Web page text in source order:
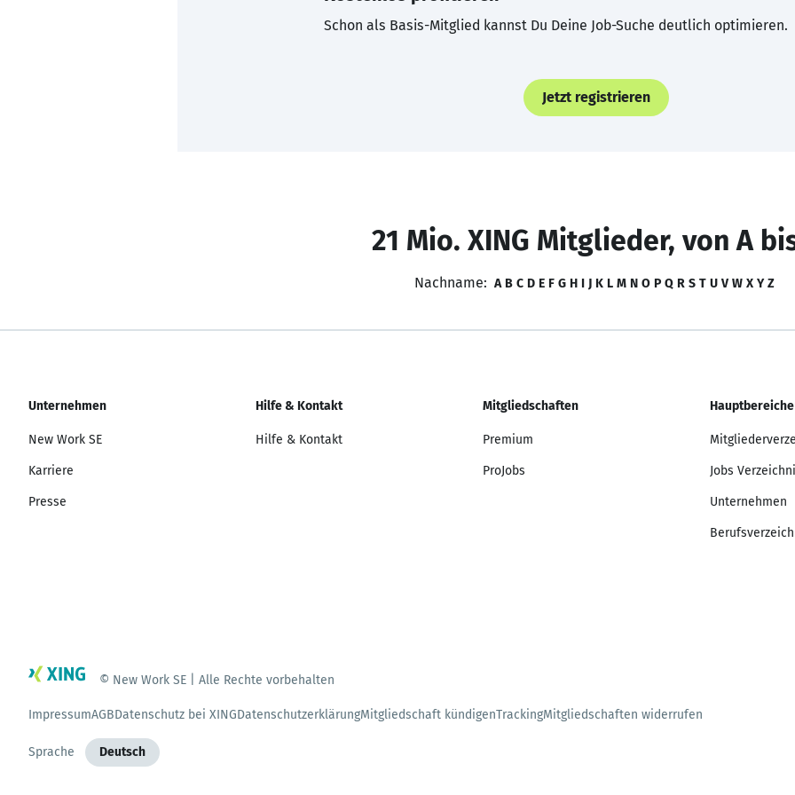
Schon als Basis-Mitglied kannst Du Deine Job-Suche deutlich optimieren.
Jetzt registrieren
21 Mio. XING Mitglieder, von A
Nachname: A B C D E F G H I J K L M N O P Q R S T U V W X Y Z
Unternehmen
New Work SE
Karriere
Presse
Hilfe & Kontakt
Hilfe & Kontakt
Mitgliedschaften
Premium
ProJobs
Hauptbereiche
Jobs
Unternehmen
© New Work SE | Alle Rechte vorbehalten
ImpressumAGBDatenschutz bei XINGDatenschutzerklärungMitgliedschaft kündigenTrackingMitgliedschaften widerrufen
Sprache Deutsch